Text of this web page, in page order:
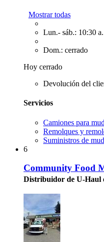
Mostrar todas
Lun.- sáb.: 10:30
Dom.: cerrado
Hoy cerrado
Devolución del
Servicios
Camiones para
Remolques y
Suministros de
6
Community Food
Distribuidor de U-Haul